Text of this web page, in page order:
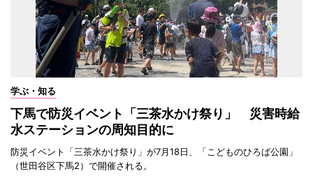
学ぶ・知る
下馬で防災イベント「三茶水かけ祭り」 災害時給
水ステーションの周知目的に
防災イベント「三茶水かけ祭り」が7月18日、「こどものひろば公園」
（世田谷区下馬2）で開催される。